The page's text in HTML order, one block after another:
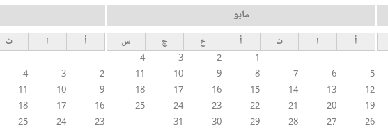
مايو
أ ا ث أ خ ج
س
1
2
3
4
5
6
7
8
9
10
11
12
13
14
15
16
17
18
19
20
21
22
23
24
25
26
27
28
29
30
31
أ ا ث
2
3
4
9
10
11
16
17
18
23
24
25